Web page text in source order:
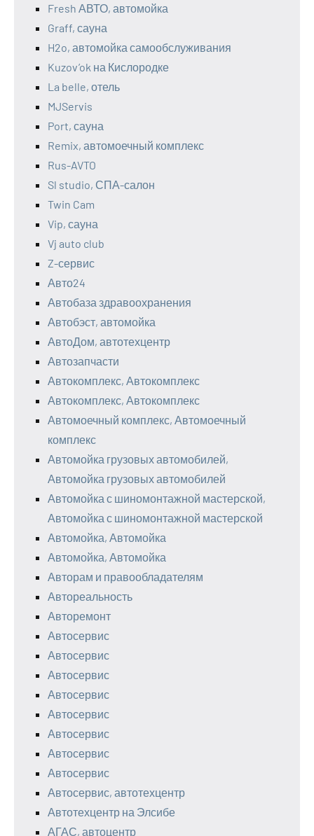
Fresh АВТО, автомойка
Graff, сауна
H2o, автомойка самообслуживания
Kuzov’ok на Кислородке
La belle, отель
MJServis
Port, сауна
Remix, автомоечный комплекс
Rus-AVTO
Sl studio, СПА-салон
Twin Cam
Vip, сауна
Vj auto club
Z-сервис
Авто24
Автобаза здравоохранения
Автобэст, автомойка
АвтоДом, автотехцентр
Автозапчасти
Автокомплекс, Автокомплекс
Автокомплекс, Автокомплекс
Автомоечный комплекс, Автомоечный
комплекс
Автомойка грузовых автомобилей,
Автомойка грузовых автомобилей
Автомойка с шиномонтажной мастерской,
Автомойка с шиномонтажной мастерской
Автомойка, Автомойка
Автомойка, Автомойка
Авторам и правообладателям
Автореальность
Авторемонт
Автосервис
Автосервис
Автосервис
Автосервис
Автосервис
Автосервис
Автосервис
Автосервис
Автосервис, автотехцентр
Автотехцентр на Элсибе
АГАС, автоцентр